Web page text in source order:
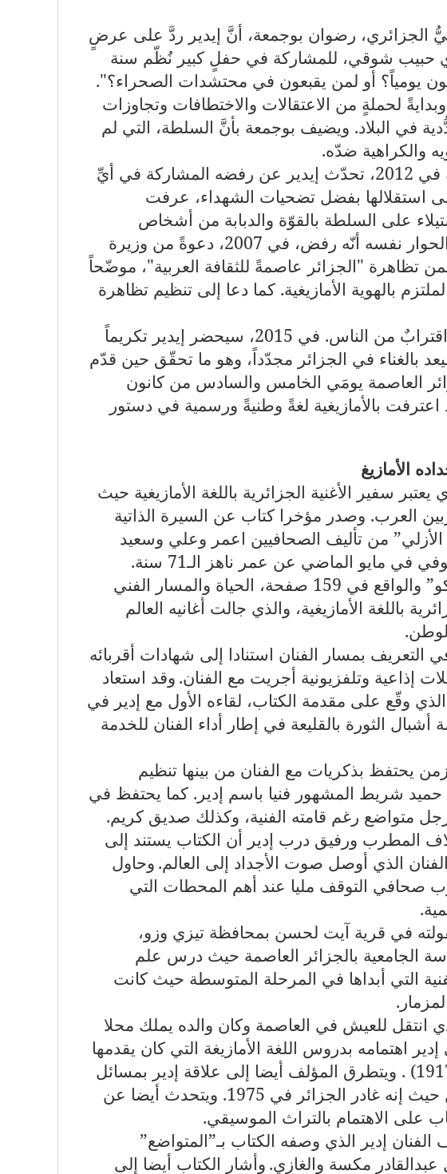
الجزائري، رضوان بوجمعة، أنَّ إيدير ردَّ على عرضٍ
حبيب شوقي، للمشاركة في حفلٍ كبير نُظّم سنة
يومياً؟ أو لمن يقبعون في محتشدات الصحراء؟".
لحملةٍ من الاعتقالات والاختطافات وتجاوزات
في البلاد. ويضيف بوجمعة بأنَّ السلطة، التي لم
والكراهية ضدّه.
وفي حوارٍ له مع صحيفة "الخبر" الجزائرية في 2012، تحدّث إيدير عن رفضه المشاركة في أيِّ
بفضل تضحيات الشهداء، عرفت
جرى الاستيلاء على السلطة بالقوّة والدبابة من أشخاص
استغلّوا نضالات الجزائريين". وكشف في الحوار نفسه أنّه رفض، في 2007، دعوةً من وزيرة
تظاهرة "الجزائر عاصمةً للثقافة العربية"، موضّحاً
بالهوية الأمازيغية. كما دعا إلى تنظيم تظاهرة
هذا التحسُّس من كلِّ ما هو رسميٌّ يُقابله اقترابٌ من الناس. في 2015، سيحضر إيدير تكريماً
بالغناء في الجزائر مجدّداً، وهو ما تحقّق حين قدّم
العاصمة يومَي الخامس والسادس من كانون
حينها قد اعترفت بالأمازيغية لغةً وطنيةً ورسمية في دستور
الأمازيغ
سفير الأغنية الجزائرية باللغة الأمازيغية حيث
العرب. وصدر مؤخرا كتاب عن السيرة الذاتية
الأزلي” من تأليف الصحافيين اعمر وعلي وسعيد
مايو الماضي عن عمر ناهز الـ71 سنة
.
يتناول المؤلف، الصادر عن منشورات “كوكو” والواقع في 159 صفحة، الحياة والمسار الفني
باللغة الأمازيغية، والذي جالت أغانيه العالم
.
بمسار الفنان استنادا إلى شهادات أقربائه
إذاعية وتلفزيونية أجريت مع الفنان. وقد استعاد
وقّع على مقدمة الكتاب، لقاءه الأول مع إدير في
الثورة بالقليعة في إطار أداء الفنان للخدمة
خضرا بعد 50 سنة من الزمن يحتفظ بذكريات مع الفنان من بينها تنظيم
شريط المشهور فنيا باسم إدير. كما يحتفظ في
متواضع رغم قامته الفنية، وكذلك صديق كريم.
المطرب ورفيق درب إدير أن الكتاب يستند إلى
الذي أوصل صوت الأجداد إلى العالم. وحاول
صحافي التوقف مليا عند أهم المحطات التي
.
في قرية آيت لحسن بمحافظة تيزي وزو،
الجامعية بالجزائر العاصمة حيث درس علم
مواهبه الفنية التي أبداها في المرحلة المتوسطة حيث كانت
.
انتقل للعيش في العاصمة وكان والده يملك محلا
اهتمامه بدروس اللغة الأمازيغة التي كان يقدمها
. ويتطرق المؤلف أيضا إلى علاقة إدير بمسائل
هامة مثل الهجرة وظروف حياة المهاجرين حيث إنه غادر الجزائر في 1975. ويتحدث أيضا عن
على الاهتمام بالتراث الموسيقي.
إدير الذي وصفه الكتاب بـ”المتواضع”
مكسة والغازي. وأشار الكتاب أيضا إلى